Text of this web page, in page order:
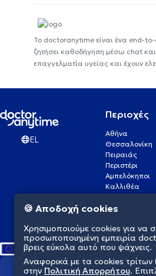
Το doctoranytime είναι ένα end-to-
ζητήσει καθοδήγηση μέσω chat και
επαγγελματία υγείας και έχουν
EL
Περιοχές
Αθήνα
Θεσσαλονίκη
Πειραιάς
Περιστέρι
Αμπελόκηποι
Καλλιθέα
Γλυφάδα
Νέα Σμύρνη
🍪 Αποδοχή cookies
Χρησιμοποιούμε cookies για να
προσωποποιημένη εμπειρία
βρεις εύκολα αυτό που ψάχνεις.
Αναφορικά με τα cookies
στην Πολιτική Απορρήτου.